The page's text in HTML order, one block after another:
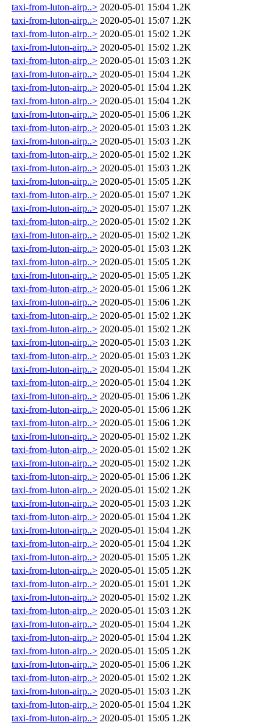
taxi-from-luton-airp..> 2020-05-01 15:04 1.2K
taxi-from-luton-airp..> 2020-05-01 15:07 1.2K
taxi-from-luton-airp..> 2020-05-01 15:02 1.2K
taxi-from-luton-airp..> 2020-05-01 15:02 1.2K
taxi-from-luton-airp..> 2020-05-01 15:03 1.2K
taxi-from-luton-airp..> 2020-05-01 15:04 1.2K
taxi-from-luton-airp..> 2020-05-01 15:04 1.2K
taxi-from-luton-airp..> 2020-05-01 15:04 1.2K
taxi-from-luton-airp..> 2020-05-01 15:06 1.2K
taxi-from-luton-airp..> 2020-05-01 15:03 1.2K
taxi-from-luton-airp..> 2020-05-01 15:03 1.2K
taxi-from-luton-airp..> 2020-05-01 15:02 1.2K
taxi-from-luton-airp..> 2020-05-01 15:03 1.2K
taxi-from-luton-airp..> 2020-05-01 15:05 1.2K
taxi-from-luton-airp..> 2020-05-01 15:07 1.2K
taxi-from-luton-airp..> 2020-05-01 15:07 1.2K
taxi-from-luton-airp..> 2020-05-01 15:02 1.2K
taxi-from-luton-airp..> 2020-05-01 15:02 1.2K
taxi-from-luton-airp..> 2020-05-01 15:03 1.2K
taxi-from-luton-airp..> 2020-05-01 15:05 1.2K
taxi-from-luton-airp..> 2020-05-01 15:05 1.2K
taxi-from-luton-airp..> 2020-05-01 15:06 1.2K
taxi-from-luton-airp..> 2020-05-01 15:06 1.2K
taxi-from-luton-airp..> 2020-05-01 15:02 1.2K
taxi-from-luton-airp..> 2020-05-01 15:02 1.2K
taxi-from-luton-airp..> 2020-05-01 15:03 1.2K
taxi-from-luton-airp..> 2020-05-01 15:03 1.2K
taxi-from-luton-airp..> 2020-05-01 15:04 1.2K
taxi-from-luton-airp..> 2020-05-01 15:04 1.2K
taxi-from-luton-airp..> 2020-05-01 15:06 1.2K
taxi-from-luton-airp..> 2020-05-01 15:06 1.2K
taxi-from-luton-airp..> 2020-05-01 15:06 1.2K
taxi-from-luton-airp..> 2020-05-01 15:02 1.2K
taxi-from-luton-airp..> 2020-05-01 15:02 1.2K
taxi-from-luton-airp..> 2020-05-01 15:02 1.2K
taxi-from-luton-airp..> 2020-05-01 15:06 1.2K
taxi-from-luton-airp..> 2020-05-01 15:02 1.2K
taxi-from-luton-airp..> 2020-05-01 15:03 1.2K
taxi-from-luton-airp..> 2020-05-01 15:04 1.2K
taxi-from-luton-airp..> 2020-05-01 15:04 1.2K
taxi-from-luton-airp..> 2020-05-01 15:04 1.2K
taxi-from-luton-airp..> 2020-05-01 15:05 1.2K
taxi-from-luton-airp..> 2020-05-01 15:05 1.2K
taxi-from-luton-airp..> 2020-05-01 15:01 1.2K
taxi-from-luton-airp..> 2020-05-01 15:02 1.2K
taxi-from-luton-airp..> 2020-05-01 15:03 1.2K
taxi-from-luton-airp..> 2020-05-01 15:04 1.2K
taxi-from-luton-airp..> 2020-05-01 15:04 1.2K
taxi-from-luton-airp..> 2020-05-01 15:05 1.2K
taxi-from-luton-airp..> 2020-05-01 15:06 1.2K
taxi-from-luton-airp..> 2020-05-01 15:02 1.2K
taxi-from-luton-airp..> 2020-05-01 15:03 1.2K
taxi-from-luton-airp..> 2020-05-01 15:04 1.2K
taxi-from-luton-airp..> 2020-05-01 15:05 1.2K